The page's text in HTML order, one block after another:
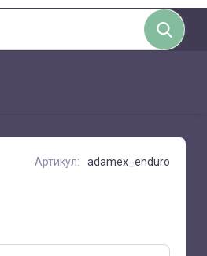
Артикул: adamex_enduro